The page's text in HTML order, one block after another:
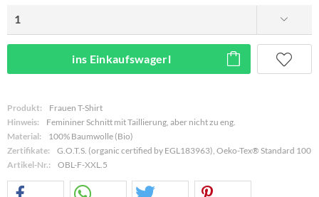
ins Einkaufswagerl
Produkt:
Frauen T-Shirt
Hinweis:
Femininer Schnitt mit Taillierung, aber nicht zu eng.
Material:
100% Baumwolle (Bio)
Zertifikate:
G.O.T.S. (organic certified by EGL183963), Oeko-Tex® Standard 100
Artikel-Nr.:
OBL-F-XXL.5